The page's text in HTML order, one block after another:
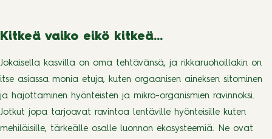
Kitkeä vaiko eikö kitkeä…
Jokaisella kasvilla on oma tehtävänsä, ja rikkaruohoillakin on
itse asiassa monia etuja, kuten orgaanisen aineksen sitominen
ja hajottaminen hyönteisten ja mikro-organismien ravinnoksi.
Jotkut jopa tarjoavat ravintoa lentäville hyönteisille kuten
mehiläisille, tärkeälle osalle luonnon ekosysteemiä. Ne ovat